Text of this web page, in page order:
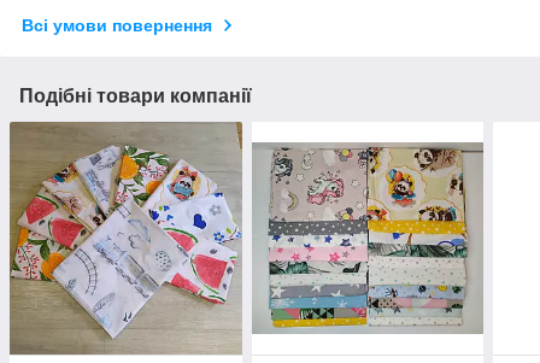
Всі умови повернення
Подібні товари компанії